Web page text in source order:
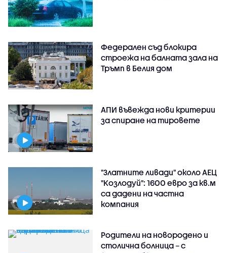
Федерален съд блокира
строежа на балната зала на
Тръмп в Белия дом
АПИ въвежда нови критерии
за спиране на тировете
"Златните ливади" около АЕЦ
"Козлодуй": 1600 евро за кв.м
са дадени на частна
компания
Родители на новородено и
столична болница – с